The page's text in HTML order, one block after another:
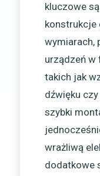
kluczowe są
konstrukcje
wymiarach,
urządzeń
takich jak
dźwięku
szybki
wrażliwą
dodatkowe